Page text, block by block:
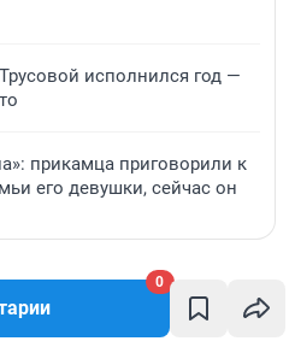
0
исполнился год —
прикамца приговорили к
его девушки, сейчас он